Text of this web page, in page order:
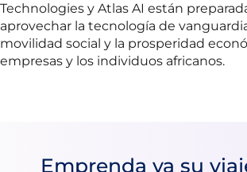
Technologies y Atlas AI están
aprovechar la tecnología de
movilidad social y la prosperidad
empresas y los individuos africanos.
Emprenda ya su